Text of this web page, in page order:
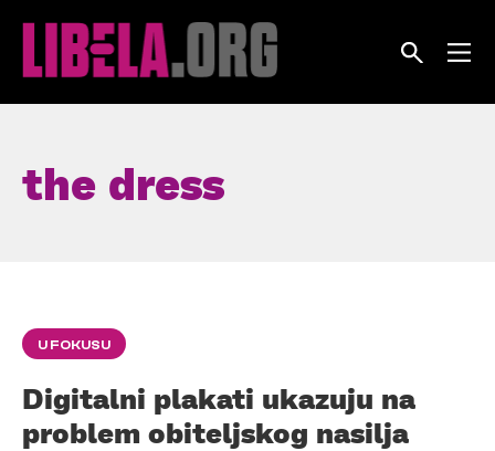
the dress
U FOKUSU
Digitalni plakati ukazuju na
problem obiteljskog nasilja